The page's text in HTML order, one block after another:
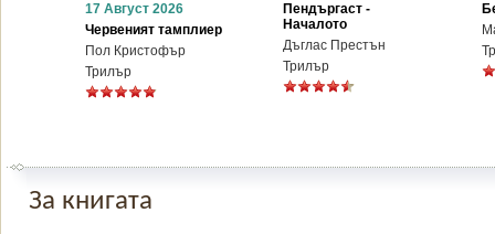
17 Август 2026
Червеният тамплиер
Пол Кристофър
Трилър
Пендъргаст -
Началото
Дъглас Престън
Трилър
За книгата